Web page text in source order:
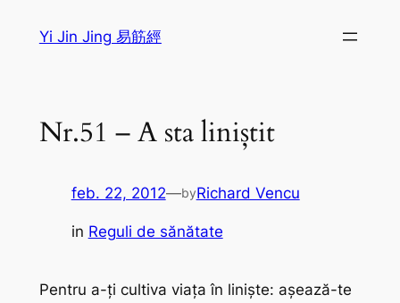
Yi Jin Jing 易筋經
Nr.51 – A sta liniștit
feb. 22, 2012—byRichard Vencu
in Reguli de sănătate
Pentru a-ţi cultiva viaţa în linişte: aşează-te